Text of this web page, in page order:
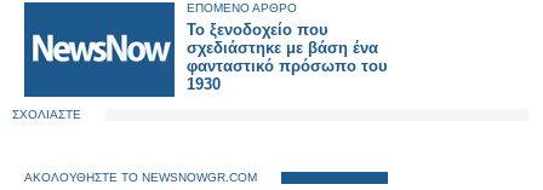
ΕΠΟΜΕΝΟ ΑΡΘΡΟ
Το ξενοδοχείο που
σχεδιάστηκε με βάση ένα
φανταστικό πρόσωπο του
1930
ΣΧΟΛΙΑΣΤΕ
ΑΚΟΛΟΥΘΗΣΤΕ ΤΟ NEWSNOWGR.COM